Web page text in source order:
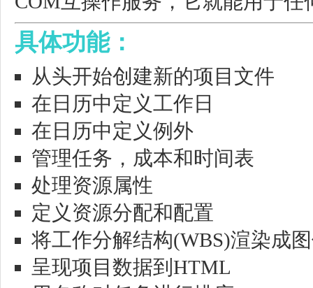
具体功能：
从头开始创建新的项目文件
在日历中定义工作日
在日历中定义例外
管理任务，成本和时间表
处理资源属性
定义资源分配和配置
将工作分解结构(WBS)渲染成
呈现项目数据到HTML